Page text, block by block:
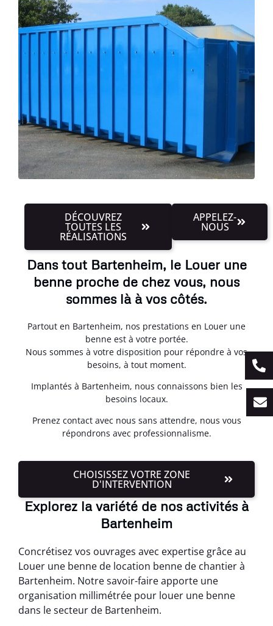
DÉCOUVREZ
TOUTES LES
RÉALISATIONS
APPELEZ-
NOUS
Dans tout Bartenheim, le Louer une
benne proche de chez vous, nous
sommes là à vos côtés.
Partout en Bartenheim, nos prestations en Louer une
benne est à votre portée.
Nous sommes à votre disposition pour répondre à vos
besoins, à tout moment.
Implantés à Bartenheim, nous connaissons bien les
besoins locaux.
Prenez contact avec nous sans attendre, nous vous
répondrons avec professionnalisme.
CHOISISSEZ VOTRE ZONE
D'INTERVENTION
Explorez la variété de nos activités à
Bartenheim
Concrétisez vos ouvrages avec expertise grâce au
Louer une benne de location benne de chantier à
Bartenheim. Notre savoir-faire apporte une
organisation millimétrée pour louer une benne
dans le secteur de Bartenheim.